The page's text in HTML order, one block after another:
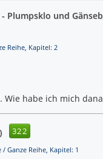
Plumpsklo und
Reihe, Kapitel: 2
habe ich mich
322
Ganze Reihe, Kapitel: 1